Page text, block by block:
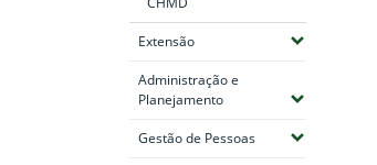
Extensão(Expandir submenus)
Administração e
Planejamento(Expandir submenus)
Gestão de Pessoas(Expandir submenus)